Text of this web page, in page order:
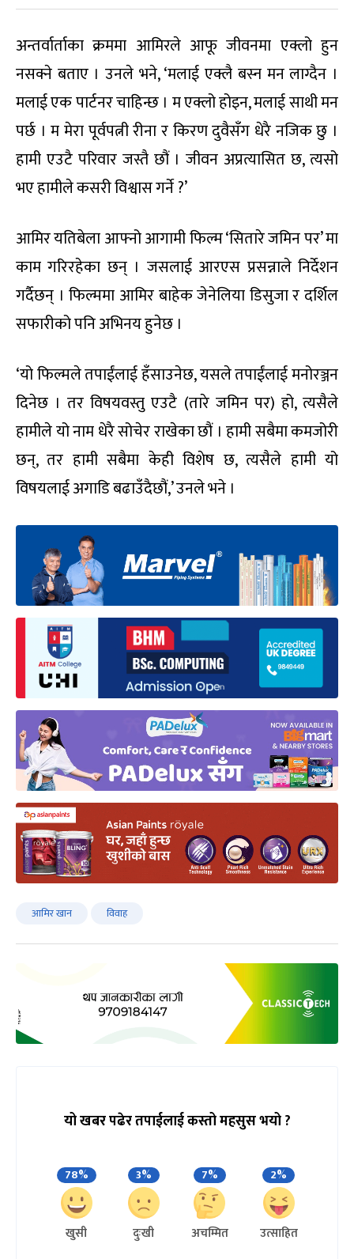
अन्तर्वार्ताका क्रममा आमिरले आफू जीवनमा एक्लो हुन
नसक्ने बताए । उनले भने, ‘मलाई एक्लै बस्न मन लाग्दैन ।
मलाई एक पार्टनर चाहिन्छ । म एक्लो होइन, मलाई साथी मन
पर्छ । म मेरा पूर्वपत्नी रीना र किरण दुवैसँग धेरै नजिक छु ।
हामी एउटै परिवार जस्तै छौं । जीवन अप्रत्यासित छ, त्यसो
भए हामीले कसरी विश्वास गर्ने ?’
आमिर यतिबेला आफ्नो आगामी फिल्म ‘सितारे जमिन पर’ मा
काम गरिरहेका छन् । जसलाई आरएस प्रसन्नाले निर्देशन
गर्दैछन् । फिल्ममा आमिर बाहेक जेनेलिया डिसुजा र दर्शिल
सफारीको पनि अभिनय हुनेछ ।
‘यो फिल्मले तपाईंलाई हँसाउनेछ, यसले तपाईंलाई मनोरञ्जन
दिनेछ । तर विषयवस्तु एउटै (तारे जमिन पर) हो, त्यसैले
हामीले यो नाम धेरै सोचेर राखेका छौं । हामी सबैमा कमजोरी
छन्, तर हामी सबैमा केही विशेष छ, त्यसैले हामी यो
विषयलाई अगाडि बढाउँदैछौं,’ उनले भने ।
आमिर खान विवाह
यो खबर पढेर तपाईलाई कस्तो महसुस भयो ?
78%
खुसी
3%
दुःखी
7%
अचम्मित
2%
उत्साहित